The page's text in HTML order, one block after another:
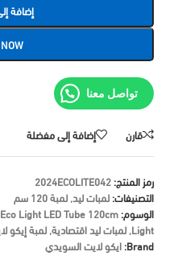
إضافة
تواصل معنا
قارن إضافة إلى مفضلة
رمز المنتج:2024ECOLITE042
التصنيفات:لمبات ليد,لمبة 120 سم
الوسوم:Eco Light LED Tube 120cm
Light
,لمبات ليد اقتصادية,لمبة إيكو لايت
Brand: ايكو لايت السويدي